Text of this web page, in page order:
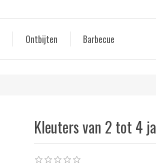
Ontbijten Barbecue
Kleuters van 2 tot 4